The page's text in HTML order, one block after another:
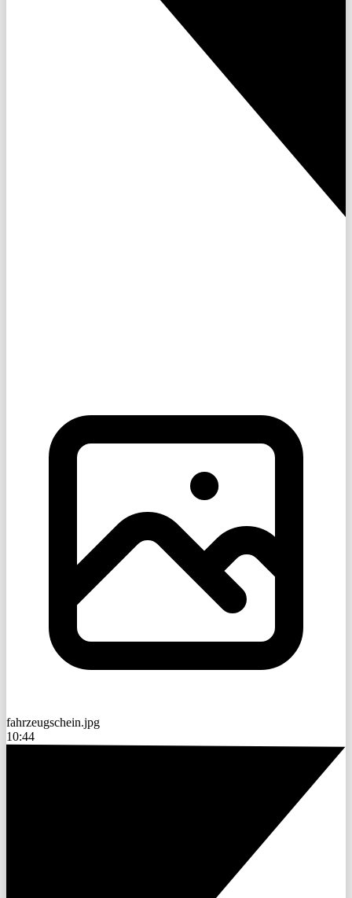
fahrzeugschein.jpg
10:44